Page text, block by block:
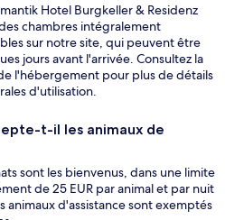
Hotel Burgkeller & Residenz
chambres intégralement
sur notre site, qui peuvent être
jours avant l'arrivée. Consultez la
l'hébergement pour plus de détails
d'utilisation.
t-il les animaux de
sont les bienvenus, dans une limite
de 25 EUR par animal et par nuit
animaux d'assistance sont exemptés